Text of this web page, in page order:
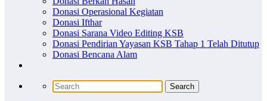
Donasi Operasional Kegiatan
Donasi Ifthar
Donasi Sarana Video Editing KSB
Donasi Pendirian Yayasan KSB Tahap 1 Telah Ditutup
Donasi Bencana Alam